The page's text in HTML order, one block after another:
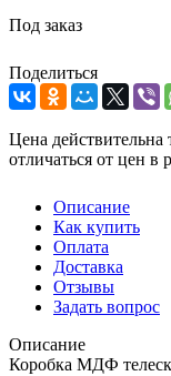
Под заказ
Поделиться
Цена действительна
отличаться от цен в
Описание
Как купить
Оплата
Доставка
Отзывы
Задать вопрос
Описание
Коробка МДФ